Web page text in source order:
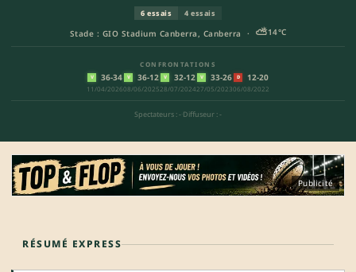
Stade : GIO Stadium Canberra, Canberra · ⛅14°C
6 essais 4 essais
CONFRONTATIONS
V 36-34
11/04/2026
V 36-12
08/06/2025
V 32-12
28/07/2024
V 33-26
27/05/2023
D 12-20
06/08/2022
Spectateurs : - Diffuseur : -
Publicité
RÉSUMÉ EXPRESS